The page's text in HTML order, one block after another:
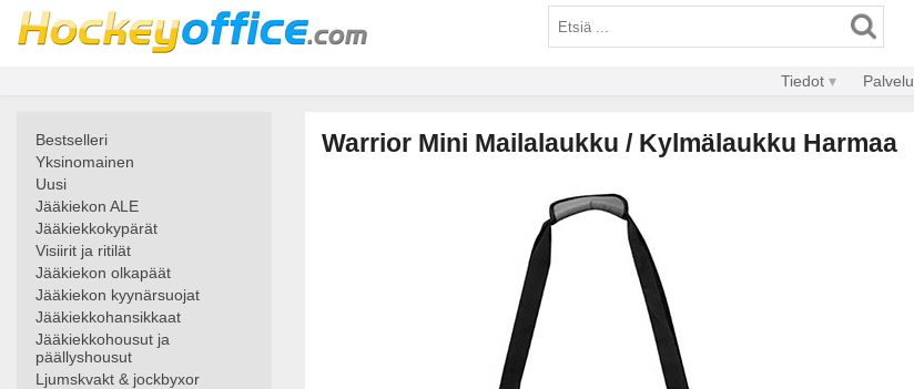
Tiedot Palvelu
Bestselleri
Yksinomainen
Uusi
Jääkiekon ALE
Jääkiekkokypärät
Visiirit ja ritilät
Jääkiekon olkapäät
Jääkiekon kyynärsuojat
Jääkiekkohansikkaat
Jääkiekkohousut ja
päällyshousut
Ljumskvakt & jockbyxor
Warrior Mini Mailalaukku / Kylmälaukku Harmaa